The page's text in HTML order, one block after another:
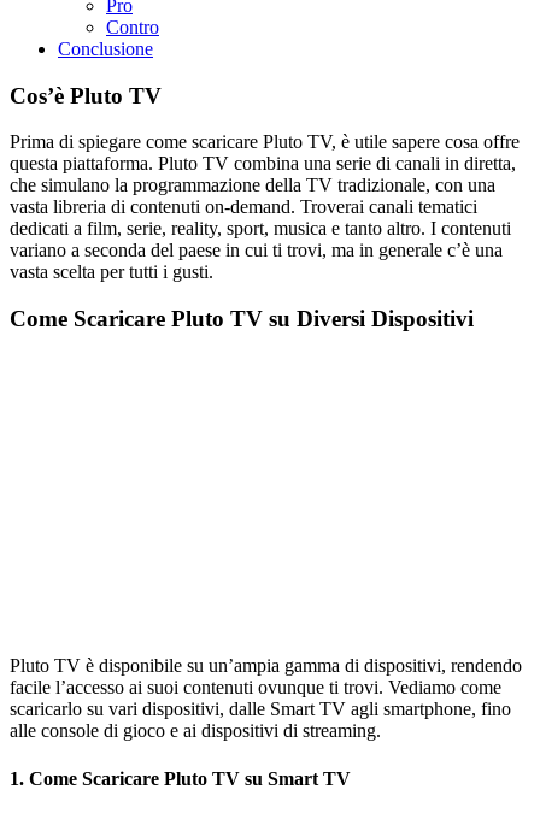
Pro
Contro
Conclusione
Cos’è Pluto TV
Prima di spiegare come scaricare Pluto TV, è utile sapere cosa offre
questa piattaforma. Pluto TV combina una serie di canali in diretta,
che simulano la programmazione della TV tradizionale, con una
vasta libreria di contenuti on-demand. Troverai canali tematici
dedicati a film, serie, reality, sport, musica e tanto altro. I contenuti
variano a seconda del paese in cui ti trovi, ma in generale c’è una
vasta scelta per tutti i gusti.
Come Scaricare Pluto TV su Diversi Dispositivi
Pluto TV è disponibile su un’ampia gamma di dispositivi, rendendo
facile l’accesso ai suoi contenuti ovunque ti trovi. Vediamo come
scaricarlo su vari dispositivi, dalle Smart TV agli smartphone, fino
alle console di gioco e ai dispositivi di streaming.
1. Come Scaricare Pluto TV su Smart TV